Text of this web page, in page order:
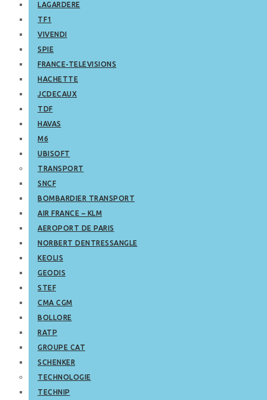
LAGARDERE
TF1
VIVENDI
SPIE
FRANCE-TELEVISIONS
HACHETTE
JCDECAUX
TDF
HAVAS
M6
UBISOFT
TRANSPORT
SNCF
BOMBARDIER TRANSPORT
AIR FRANCE – KLM
AEROPORT DE PARIS
NORBERT DENTRESSANGLE
KEOLIS
GEODIS
STEF
CMA CGM
BOLLORE
RATP
GROUPE CAT
SCHENKER
TECHNOLOGIE
TECHNIP